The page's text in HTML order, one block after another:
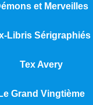
et Merveilles
Libris Sérigraphiés
Tex Avery
Le Grand Vingtième